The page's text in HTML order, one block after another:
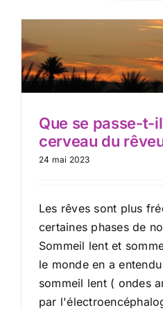
Que se passe-t-
cerveau du
24 mai 2023
Les rêves sont plus
certaines phases de
Sommeil lent et
le monde en a
sommeil lent ( ondes
par